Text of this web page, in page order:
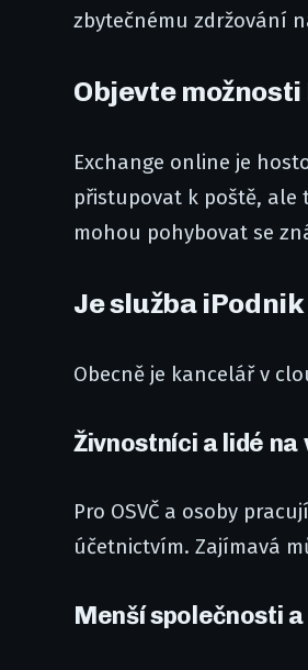
zbytečnému zdržování
Objevte
Exchange online je
přistupovat k poště, ale
mohou pohybovat se
Je služba
Obecně je kancelář v
Živnostníci a lidé na
Pro OSVČ a osoby
účetnictvím. Zajímavá
Menší společnosti